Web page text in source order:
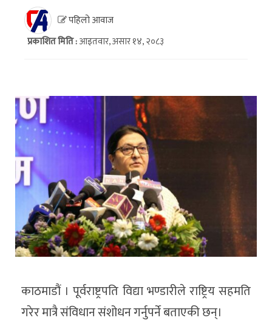
पहिलो आवाज
प्रकाशित मिति :आइतवार, असार १४, २०८३
काठमाडौं । पूर्वराष्ट्रपति विद्या भण्डारीले राष्ट्रिय सहमति
गरेर मात्रै संविधान संशोधन गर्नुपर्ने बताएकी छन्।